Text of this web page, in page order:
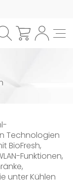
Technologien
BioFresh,
Funktionen,
unter Kühlen